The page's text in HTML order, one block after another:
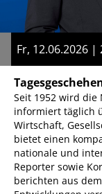
Fr, 12.06.2026 |
Seit 1952 wird
informiert täglich
Wirtschaft,
bietet einen
nationale und
Reporter sowie
berichten aus